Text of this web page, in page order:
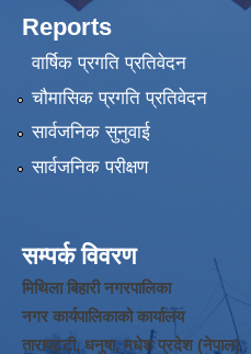
Reports
वार्षिक प्रगति प्रतिवेदन
चौमासिक प्रगति प्रतिवेदन
सार्वजनिक सुनुवाई
सार्वजनिक परीक्षण
सम्पर्क विवरण
मिथिला बिहारी नगरपालिका
नगर कार्यपालिकाको कार्यालय
तारापट्टी, धनुषा, मधेश प्रदेश (नेपाल)